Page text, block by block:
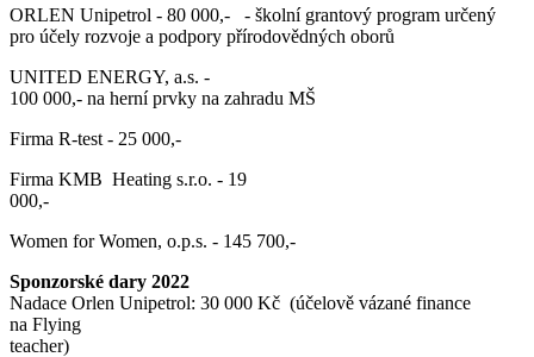
ORLEN Unipetrol - 80 000,- - školní grantový program určený
pro účely rozvoje a podpory přírodovědných oborů
UNITED ENERGY, a.s. -
100 000,- na herní prvky na zahradu MŠ
Firma R-test - 25 000,-
Firma KMB Heating s.r.o. - 19
000,-
Women for Women, o.p.s. - 145 700,-
Sponzorské dary 2022
Nadace Orlen Unipetrol: 30 000 Kč (účelově vázané finance
na Flying
teacher)